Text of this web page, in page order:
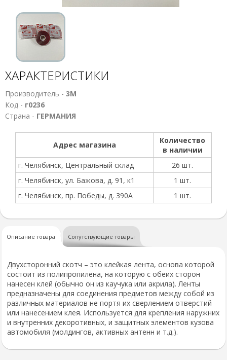
ХАРАКТЕРИСТИКИ
Производитель - 3M
Код - г0236
Страна - ГЕРМАНИЯ
Адрес магазина
Количество
в наличии
г. Челябинск, Центральный склад
26 шт.
г. Челябинск, ул. Бажова, д. 91, к1
1 шт.
г. Челябинск, пр. Победы, д. 390А
1 шт.
Описание товара Сопутствующие товары
Двухсторонний скотч – это клейкая лента, основа которой
состоит из полипропилена, на которую с обеих сторон
нанесен клей (обычно он из каучука или акрила). Ленты
предназначены для соединения предметов между собой из
различных материалов не портя их сверлением отверстий
или нанесением клея. Используется для крепления наружних
и внутренних декоротивных, и защитных элементов кузова
автомобиля (молдингов, активных антенн и т.д.).